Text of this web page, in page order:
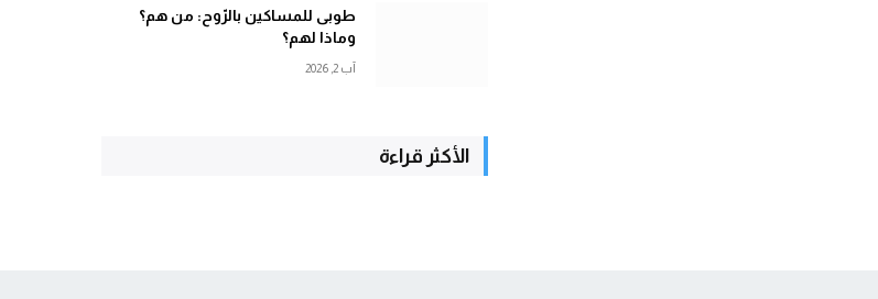
طوبى للمساكين بالرّوح: من هم؟
وماذا لهم؟
آب 2, 2026
الأكثر قراءة